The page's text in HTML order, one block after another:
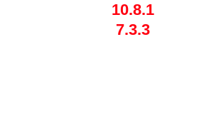
10.8.1
7.3.3